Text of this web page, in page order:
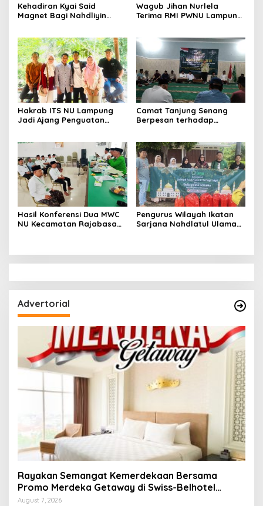
Kehadiran Kyai Said
Magnet Bagi Nahdliyin
Wagub Jihan Nurlela
Terima RMI PWNU Lampung,
Hakrab ITS NU Lampung
Jadi Ajang Penguatan
Camat Tanjung Senang
Berpesan terhadap
dapat Kolaborasi dan
Sinergi
Hasil Konferensi Dua MWC
NU Kecamatan Rajabasa
Pengurus Wilayah Ikatan
Sarjana Nahdlatul Ulama
Advertorial
Rayakan Semangat Kemerdekaan Bersama
Promo Merdeka Getaway di Swiss-Belhotel
Lampung
August 7, 2026